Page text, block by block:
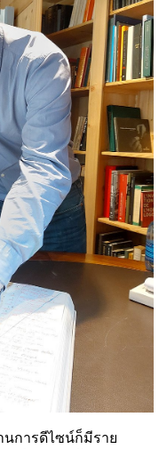
การดีไซน์ก็มีราย